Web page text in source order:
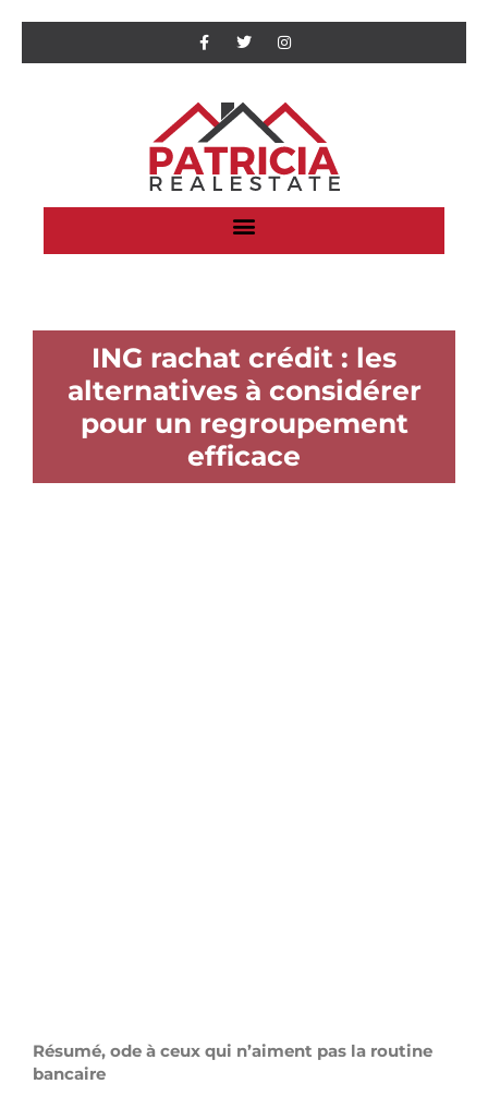
ING rachat crédit : les
alternatives à considérer
pour un regroupement
efficace
Résumé, ode à ceux qui n’aiment pas la routine
bancaire